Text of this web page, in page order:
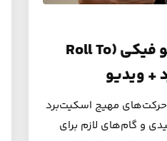
آموزش حرکت رول تو فیکی (Roll To
مهیج اسکیت‌برد
و گام‌های لازم برای